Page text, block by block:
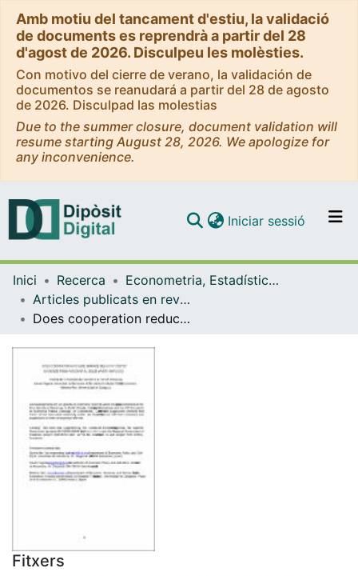
Amb motiu del tancament d'estiu, la validació
de documents es reprendrà a partir del 28
d'agost de 2026. Disculpeu les molèsties.
Con motivo del cierre de verano, la validación de
documentos se reanudará a partir del 28 de agosto
de 2026. Disculpad las molestias
Due to the summer closure, document validation will
resume starting August 28, 2026. We apologize for
any inconvenience.
Navega per tot el DD
Iniciar sessió (current)
Inici Recerca
Econometria, Estadística i Economia Aplicada
Articles publicats en revistes (Econometria, Estadística i Economia Aplicada)
Does cooperation reduce service delivery costs? Evidence from residential solid waste services
Fitxers